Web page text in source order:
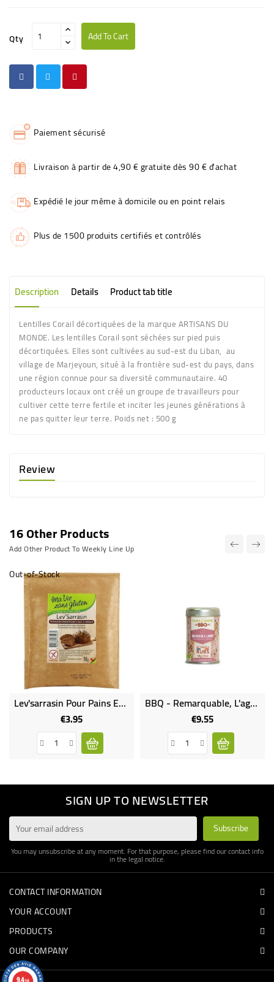
Qty Add To Cart
Paiement sécurisé
Livraison à partir de 4,90 € gratuite dès 90 € d'achat
Expédié le jour même à domicile ou en point relais
Plus de 1500 produits certifiés et contrôlés
Description Details Product tab title
Lentilles Corail décortiquées de la marque ARTISANS DU
MONDE. Les lentilles Corail sont séchées sur pied puis
décortiquées. Elles sont cultivées au sud-est du Liban, au
village de Marjeyoun, situé à la frontière sud-est du pays, dans
une région connue pour sa diversité communautaire. 40
producteurs locaux ont créé un groupe de travailleurs pour
cultiver cette terre fertile et inciter les jeunes générations à
ne pas quitter leur terre. Poids net : 500 g
Review
16 Other Products
Add Other Product To Weekly Line Up
Out-of-Stock
Lev'sarrasin Pour Pains Et Pâtes Levées Levain De Sarrasin Bio & Sans Gluten
€3.95Price
BBQ - Remarquable, L'agneau ! - My French Rubs Bio
€9.55Price
SIGN UP TO NEWSLETTER
You may unsubscribe at any moment. For that purpose, please find our contact info
in the legal notice.
CONTACT INFORMATION
YOUR ACCOUNT
PRODUCTS
OUR COMPANY
9.4/10